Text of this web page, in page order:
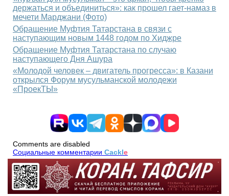
держаться и объединиться»: как прошел гает-намаз в
мечети Марджани (Фото)
Обращение Муфтия Татарстана в связи с
наступающим новым 1448 годом по Хиджре
Обращение Муфтия Татарстана по случаю
наступающего Дня Ашура
«Молодой человек – двигатель прогресса»: в Казани
открылся Форум мусульманской молодежи
«ПроекТЫ»
Comments are disabled
Социальные комментарии Cackle